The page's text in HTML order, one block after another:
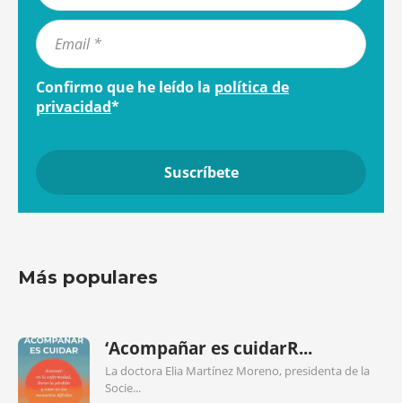
Confirmo que he leído la política de
privacidad*
Más populares
‘Acompañar es cuidarR...
La doctora Elia Martínez Moreno, presidenta de la
Socie...